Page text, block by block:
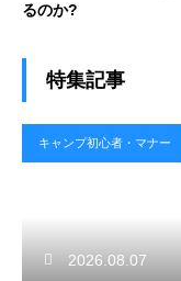
るのか?
特集記事
キャンプ初心者・マナー
2026.08.07